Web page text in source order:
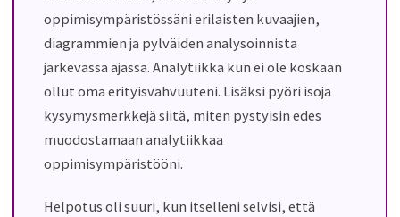
oppimisympäristössäni erilaisten kuvaajien,
diagrammien ja pylväiden analysoinnista
järkevässä ajassa. Analytiikka kun ei ole koskaan
ollut oma erityisvahvuuteni. Lisäksi pyöri isoja
kysymysmerkkejä siitä, miten pystyisin edes
muodostamaan analytiikkaa
oppimisympäristööni.
Helpotus oli suuri, kun itselleni selvisi, että